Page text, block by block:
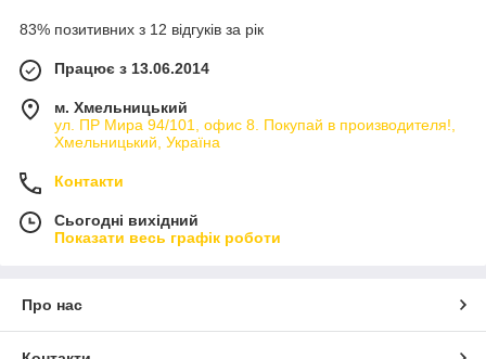
83% позитивних з 12 відгуків за рік
Працює з 13.06.2014
м. Хмельницький
ул. ПР Мира 94/101, офис 8. Покупай в производителя!,
Хмельницький, Україна
Контакти
Сьогодні вихідний
Показати весь графік роботи
Про нас